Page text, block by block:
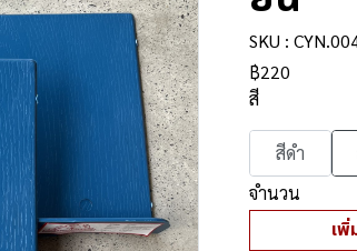
SKU :
฿220
สี
สีดำ
จำนวน
เพิ่